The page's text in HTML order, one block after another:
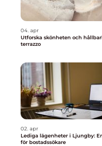
04. apr
Utforska skönheten och
terrazzo
02. apr
Lediga lägenheter i Ljungby:
för bostadssökare